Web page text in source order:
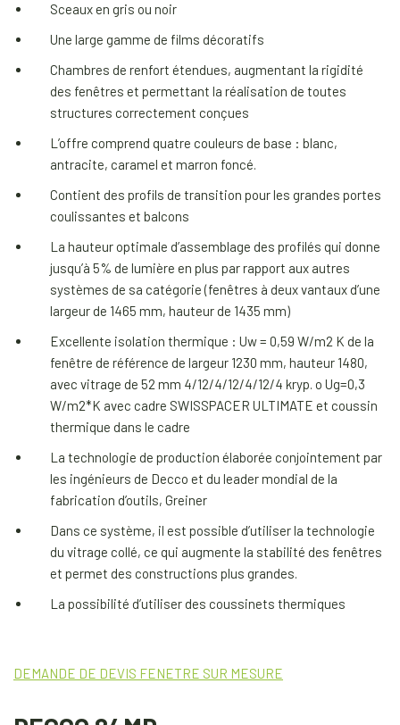
Sceaux en gris ou noir
Une large gamme de films décoratifs
Chambres de renfort étendues, augmentant la rigidité
des fenêtres et permettant la réalisation de toutes
structures correctement conçues
L’offre comprend quatre couleurs de base : blanc,
antracite, caramel et marron foncé.
Contient des profils de transition pour les grandes portes
coulissantes et balcons
La hauteur optimale d’assemblage des profilés qui donne
jusqu’à 5% de lumière en plus par rapport aux autres
systèmes de sa catégorie (fenêtres à deux vantaux d’une
largeur de 1465 mm, hauteur de 1435 mm)
Excellente isolation thermique : Uw = 0,59 W/m2 K de la
fenêtre de référence de largeur 1230 mm, hauteur 1480,
avec vitrage de 52 mm 4/12/4/12/4/12/4 kryp. o Ug=0,3
W/m2*K avec cadre SWISSPACER ULTIMATE et coussin
thermique dans le cadre
La technologie de production élaborée conjointement par
les ingénieurs de Decco et du leader mondial de la
fabrication d’outils, Greiner
Dans ce système, il est possible d’utiliser la technologie
du vitrage collé, ce qui augmente la stabilité des fenêtres
et permet des constructions plus grandes.
La possibilité d’utiliser des coussinets thermiques
DEMANDE DE DEVIS FENETRE SUR MESURE